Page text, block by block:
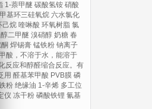
1-萘甲醚 碳酸氢铵 硝酸
甲基环三硅氧烷 六水氯化
己烷 喹啉酸 环氧树脂 氯
二甲醚 溴硝醇 奶糖 春
焊锡膏 锰铁粉 钠离子
甲酸，不溶于水，能溶于
反应和醇醛缩合反应。有
用 醛基苯甲酸 PVB膜 磷
粉 绝缘油 1-辛烯 多工位
仪 冻干粉 磷酸铁锂 氰基